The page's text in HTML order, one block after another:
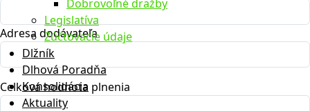
Dobrovoľné dražby
Legislatíva
Zúčtovacie údaje
Dlžník
Dlhová Poradňa
Konsolidácia
Aktuality
Adresa dodávateľa
Celková hodnota plnenia